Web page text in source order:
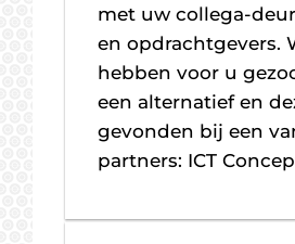
met uw collega-
en opdrachtgevers.
hebben voor u
een alternatief en
gevonden bij een
partners: ICT